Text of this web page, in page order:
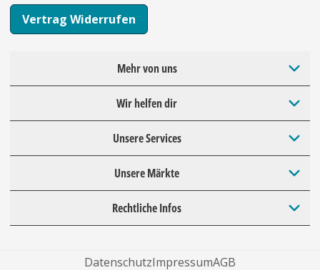
Vertrag Widerrufen
Mehr von uns
Wir helfen dir
Unsere Services
Unsere Märkte
Rechtliche Infos
DatenschutzImpressumAGB